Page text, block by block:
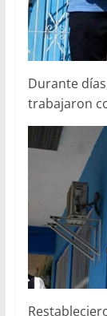
Durante
trabajaron